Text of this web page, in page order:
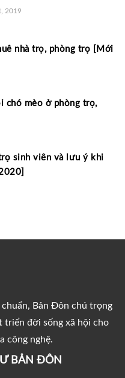
2019
nhà trọ, phòng trọ [Mới
chó mèo ở phòng trọ,
sinh viên và lưu ý khi
Bản Đôn chú trọng
triển đời sống xã hội cho
công nghệ.
BẢN ĐÔN